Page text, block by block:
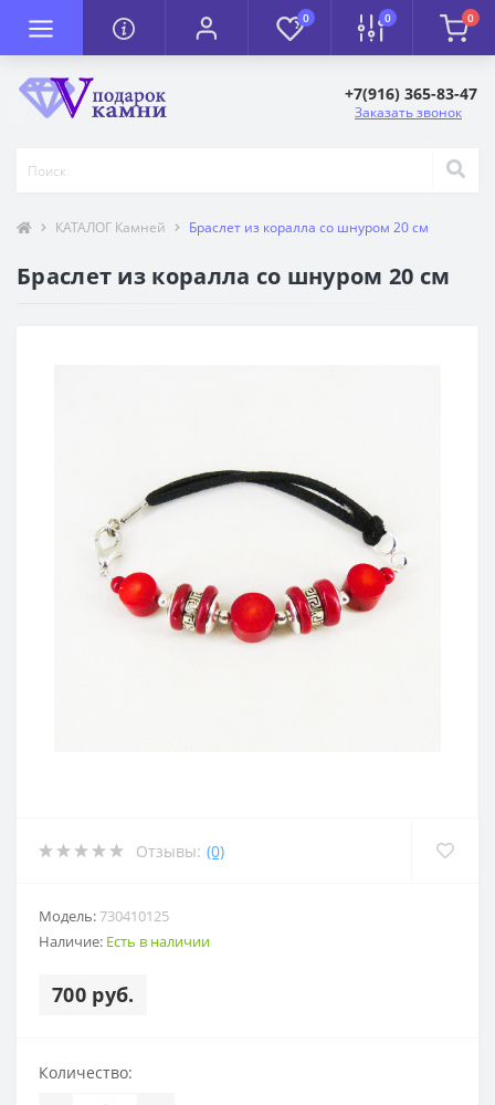
0 0 0
+7(916) 365-83-47
Заказать звонок
КАТАЛОГ Камней Браслет из коралла со шнуром 20 см
Браслет из коралла со шнуром 20 см
Отзывы: (0)
Модель:730410125
Наличие: Есть в наличии
700 руб.
Количество: